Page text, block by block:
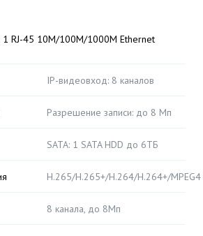
1 RJ-45 10M/100M/1000М Ethernet
IP-видеовход: 8 каналов
Разрешение записи: до 8 Mп
SATA: 1 SATA HDD до 6ТБ
H.265/H.265+/H.264/H.264+/MPEG4
8 канала, до 8Мп